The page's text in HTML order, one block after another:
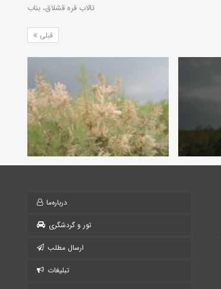
تالاب قره قشلاق، بناب
قبلی
درباره‌ما
تور و گردشگری
ارسال مطلب
تبلیغات